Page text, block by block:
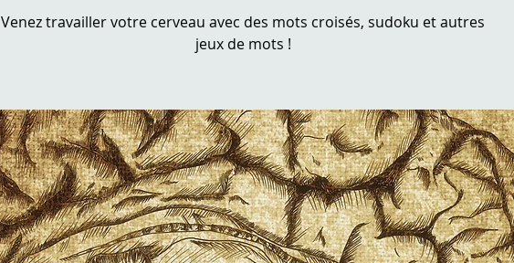
Venez travailler votre cerveau avec des mots croisés, sudoku et autres
jeux de mots !